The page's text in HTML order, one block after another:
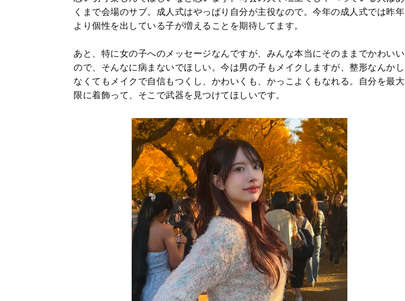
くまで会場のサブ。成人式はやっぱり自分が主役なので。今年の成人式では昨年
より個性を出している子が増えることを期待してます。
あと、特に女の子へのメッセージなんですが、みんな本当にそのままでかわいい
ので、そんなに病まないでほしい。今は男の子もメイクしますが、整形なんかし
なくてもメイクで自信もつくし、かわいくも、かっこよくもなれる。自分を最大
限に着飾って、そこで武器を見つけてほしいです。